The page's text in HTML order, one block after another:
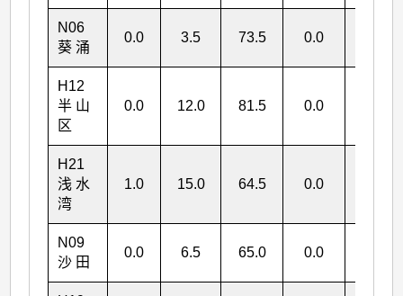
N06
葵 涌
0.0 3.5 73.5 0.0
H12
半 山
区
0.0 12.0 81.5 0.0
H21
浅 水
湾
1.0 15.0 64.5 0.0
N09
沙 田
0.0 6.5 65.0 0.0